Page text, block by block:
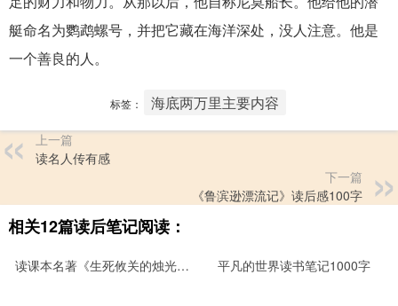
艇命名为鹦鹉螺号，并把它藏在海洋深处，没人注意。他是
一个善良的人。
标签： 海底两万里主要内容
上一篇
读名人传有感
下一篇
《鲁滨逊漂流记》读后感100字
相关12篇读后笔记阅读：
读课本名著《生死攸关的烛光》后感400字 平凡的世界读书笔记1000字